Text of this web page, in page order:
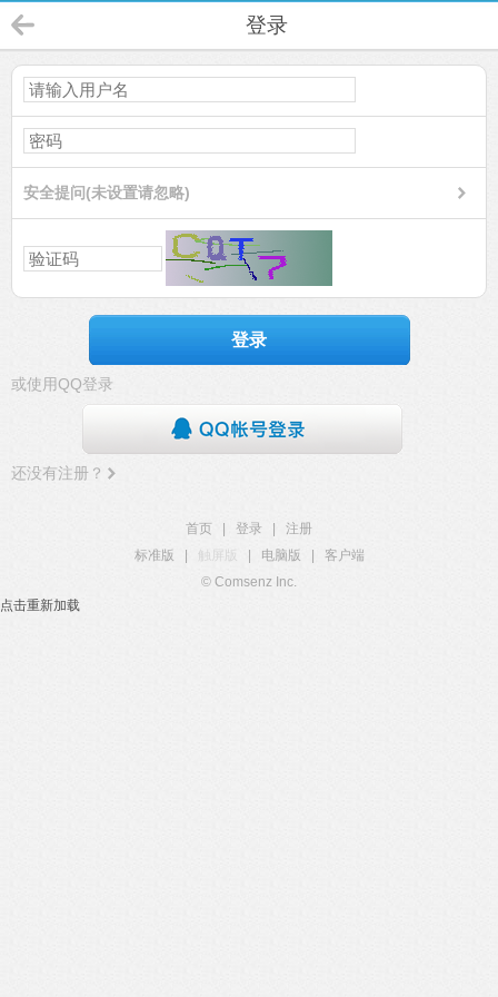
登录
安全提问(未设置请忽略)
登录
或使用QQ登录
还没有注册？
首页 登录
注册
标准版
触屏版 电脑版
客户端
© Comsenz Inc.
点击重新加载